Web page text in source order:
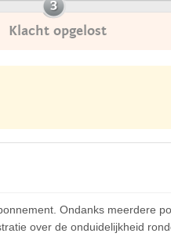
Klacht opgelost
Ondanks meerdere
over de onduidelijkheid